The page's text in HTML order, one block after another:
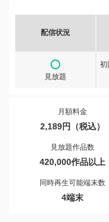
配信状況
見放題
初
月額料金
2,189円（税込）
見放題作品数
420,000作品以上
同時再生可能端末数
4端末